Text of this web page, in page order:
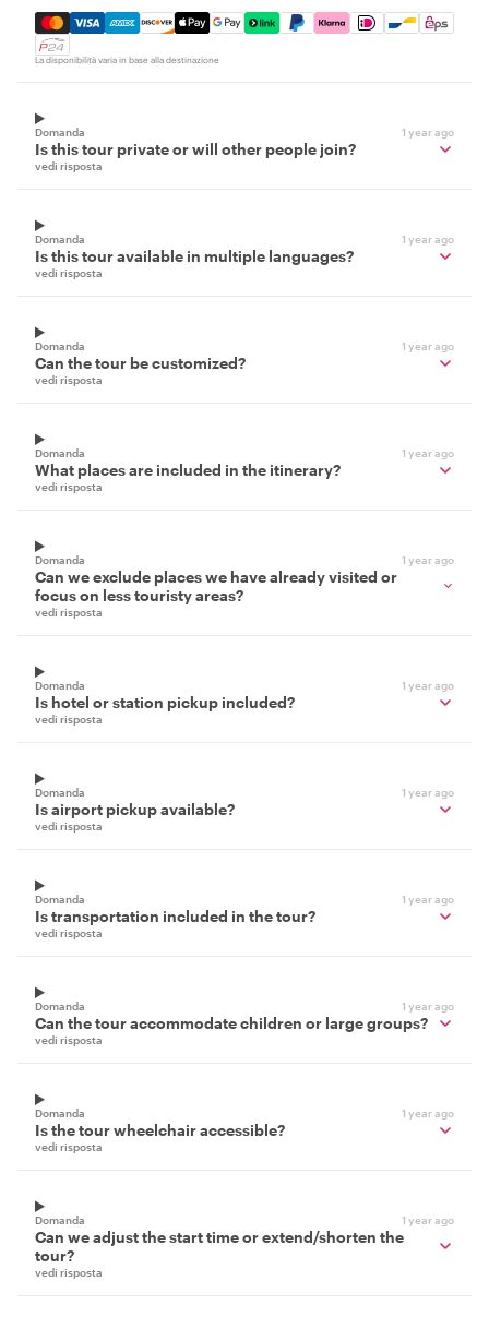
Mastercard, Visa, Amex, Discover, Apple Pay, Google
La disponibilità varia in base alla destinazione
Domanda 1 year ago
Is this tour private or will other people join?
vedi risposta
Domanda 1 year ago
Is this tour available in multiple languages?
vedi risposta
Domanda 1 year ago
Can the tour be customized?
vedi risposta
Domanda 1 year ago
What places are included in the itinerary?
vedi risposta
Domanda 1 year ago
Can we exclude places we have already visited or
focus on less touristy areas?
vedi risposta
Domanda 1 year ago
Is hotel or station pickup included?
vedi risposta
Domanda 1 year ago
Is airport pickup available?
vedi risposta
Domanda 1 year ago
Is transportation included in the tour?
vedi risposta
Domanda 1 year ago
Can the tour accommodate children or large groups?
vedi risposta
Domanda 1 year ago
Is the tour wheelchair accessible?
vedi risposta
Domanda 1 year ago
Can we adjust the start time or extend/shorten the
tour?
vedi risposta